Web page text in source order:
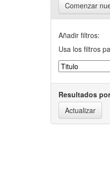
Comenzar
Añadir filtros:
Usa los filtros
Resultados